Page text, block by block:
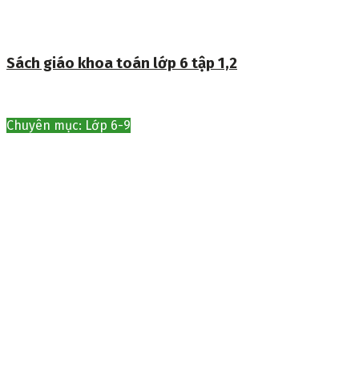
Sách giáo khoa toán lớp 6 tập 1,2
Chuyên mục: Lớp 6-9